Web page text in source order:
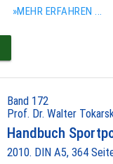
»MEHR ERFAHREN ...
Band 172
Prof. Dr. Walter
Handbuch
2010. DIN A5, 364